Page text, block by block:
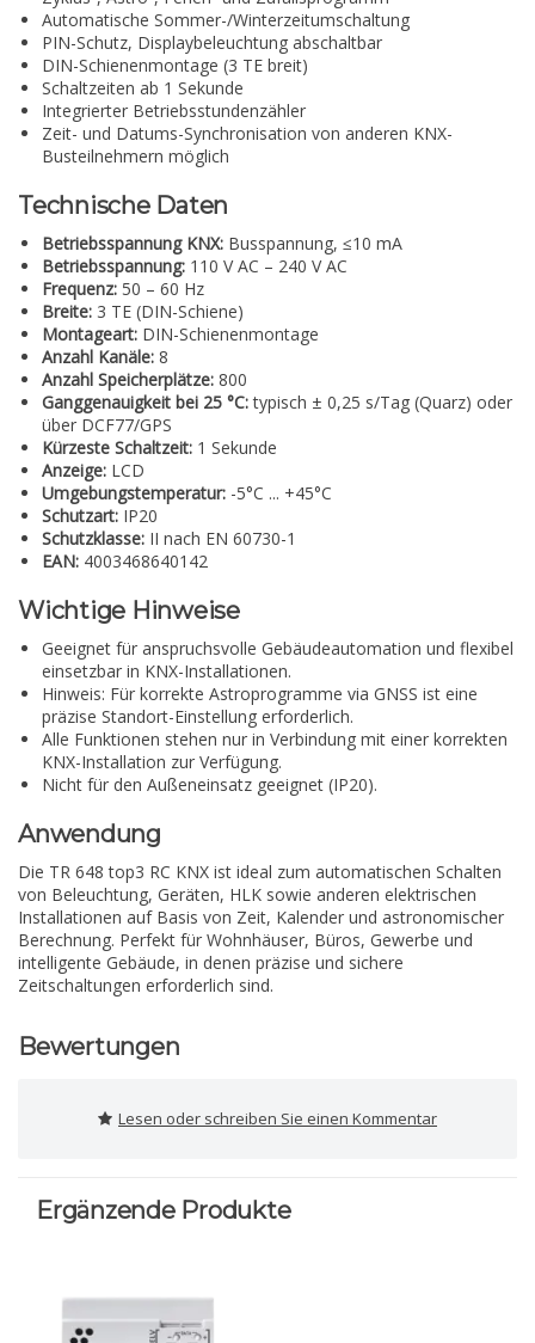
Automatische Sommer-/Winterzeitumschaltung
PIN-Schutz, Displaybeleuchtung abschaltbar
DIN-Schienenmontage (3 TE breit)
Schaltzeiten ab 1 Sekunde
Integrierter Betriebsstundenzähler
Zeit- und Datums-Synchronisation von anderen KNX-
Busteilnehmern möglich
Technische Daten
Betriebsspannung KNX: Busspannung, ≤10 mA
Betriebsspannung: 110 V AC – 240 V AC
Frequenz: 50 – 60 Hz
Breite: 3 TE (DIN-Schiene)
Montageart: DIN-Schienenmontage
Anzahl Kanäle: 8
Anzahl Speicherplätze: 800
Ganggenauigkeit bei 25 °C:typisch ± 0,25 s/Tag (Quarz) oder
über DCF77/GPS
Kürzeste Schaltzeit: 1 Sekunde
Anzeige: LCD
Umgebungstemperatur: -5°C ... +45°C
Schutzart: IP20
Schutzklasse: II nach EN 60730-1
EAN: 4003468640142
Wichtige Hinweise
Geeignet für anspruchsvolle Gebäudeautomation und flexibel
einsetzbar in KNX-Installationen.
Hinweis: Für korrekte Astroprogramme via GNSS ist eine
präzise Standort-Einstellung erforderlich.
Alle Funktionen stehen nur in Verbindung mit einer korrekten
KNX-Installation zur Verfügung.
Nicht für den Außeneinsatz geeignet (IP20).
Anwendung
Die TR 648 top3 RC KNX ist ideal zum automatischen Schalten
von Beleuchtung, Geräten, HLK sowie anderen elektrischen
Installationen auf Basis von Zeit, Kalender und astronomischer
Berechnung. Perfekt für Wohnhäuser, Büros, Gewerbe und
intelligente Gebäude, in denen präzise und sichere
Zeitschaltungen erforderlich sind.
Bewertungen
Lesen oder schreiben Sie einen Kommentar
Ergänzende Produkte